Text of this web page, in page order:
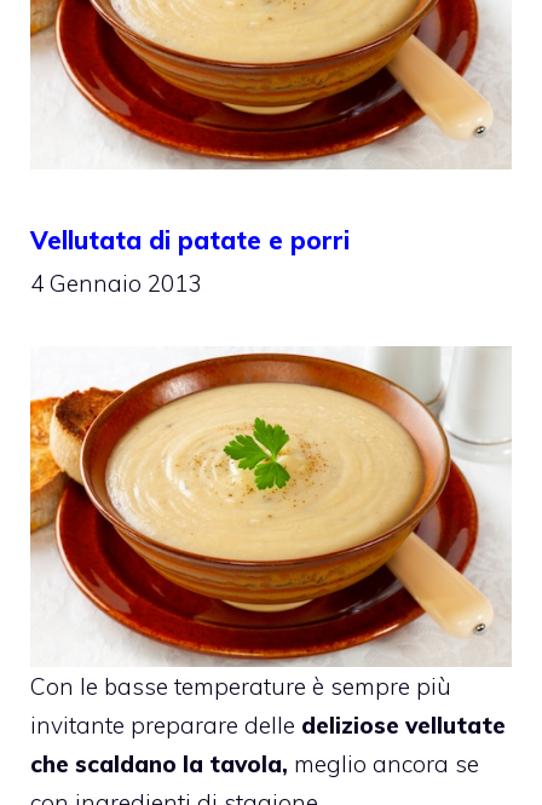
Vellutata di patate e porri
4 Gennaio 2013
Con le basse temperature è sempre più
invitante preparare delle deliziose vellutate
che scaldano la tavola, meglio ancora se